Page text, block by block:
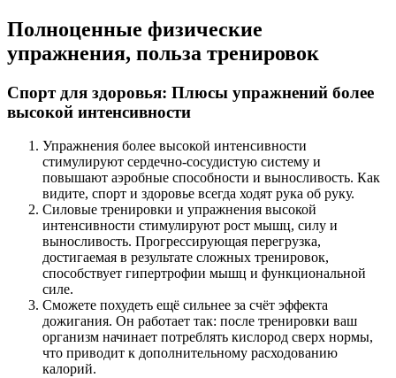
Полноценные физические
упражнения, польза тренировок
Спорт для здоровья: Плюсы упражнений более
высокой интенсивности
Упражнения более высокой интенсивности
стимулируют сердечно-сосудистую систему и
повышают аэробные способности и выносливость. Как
видите, спорт и здоровье всегда ходят рука об руку.
Силовые тренировки и упражнения высокой
интенсивности стимулируют рост мышц, силу и
выносливость. Прогрессирующая перегрузка,
достигаемая в результате сложных тренировок,
способствует гипертрофии мышц и функциональной
силе.
Сможете похудеть ещё сильнее за счёт эффекта
дожигания. Он работает так: после тренировки ваш
организм начинает потреблять кислород сверх нормы,
что приводит к дополнительному расходованию
калорий.